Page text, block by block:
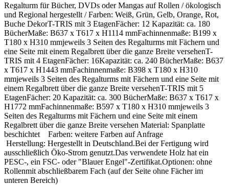
Regalturm für Bücher, DVDs oder Mangas auf Rollen / ökologisch
und Regional hergestellt / Farben: Weiß, Grün, Gelb, Orange, Rot,
Buche DekorT-TRIS mit 3 EtagenFächer: 12 Kapazität: ca. 180
BücherMaße: B637 x T617 x H1114 mmFachinnenmaße: B199 x
T180 x H310 mmjeweils 3 Seiten des Regalturms mit Fächern und
eine Seite mit einem Regalbrett über die ganze Breite versehenT-
TRIS mit 4 EtagenFächer: 16Kapazität: ca. 240 BücherMaße: B637
x T617 x H1443 mmFachinnenmaße: B398 x T180 x H310
mmjeweils 3 Seiten des Regalturms mit Fächern und eine Seite mit
einem Regalbrett über die ganze Breite versehenT-TRIS mit 5
EtagenFächer: 20 Kapazität: ca. 300 BücherMaße: B637 x T617 x
H1772 mmFachinnenmaße: B597 x T180 x H310 mmjeweils 3
Seiten des Regalturms mit Fächern und eine Seite mit einem
Regalbrett über die ganze Breite versehen Material: Spanplatte
beschichtet Farben: weitere Farben auf Anfrage
Herstellung: Hergestellt in Deutschland.Bei der Fertigung wird
ausschließlich Öko-Strom genutzt.Das verwendete Holz hat ein
PESC-, ein FSC- oder "Blauer Engel"-Zertifikat.Optionen: ohne
Rollenmit abschließbarem Fach (auf der Seite ohne Fächer im
unteren Bereich)